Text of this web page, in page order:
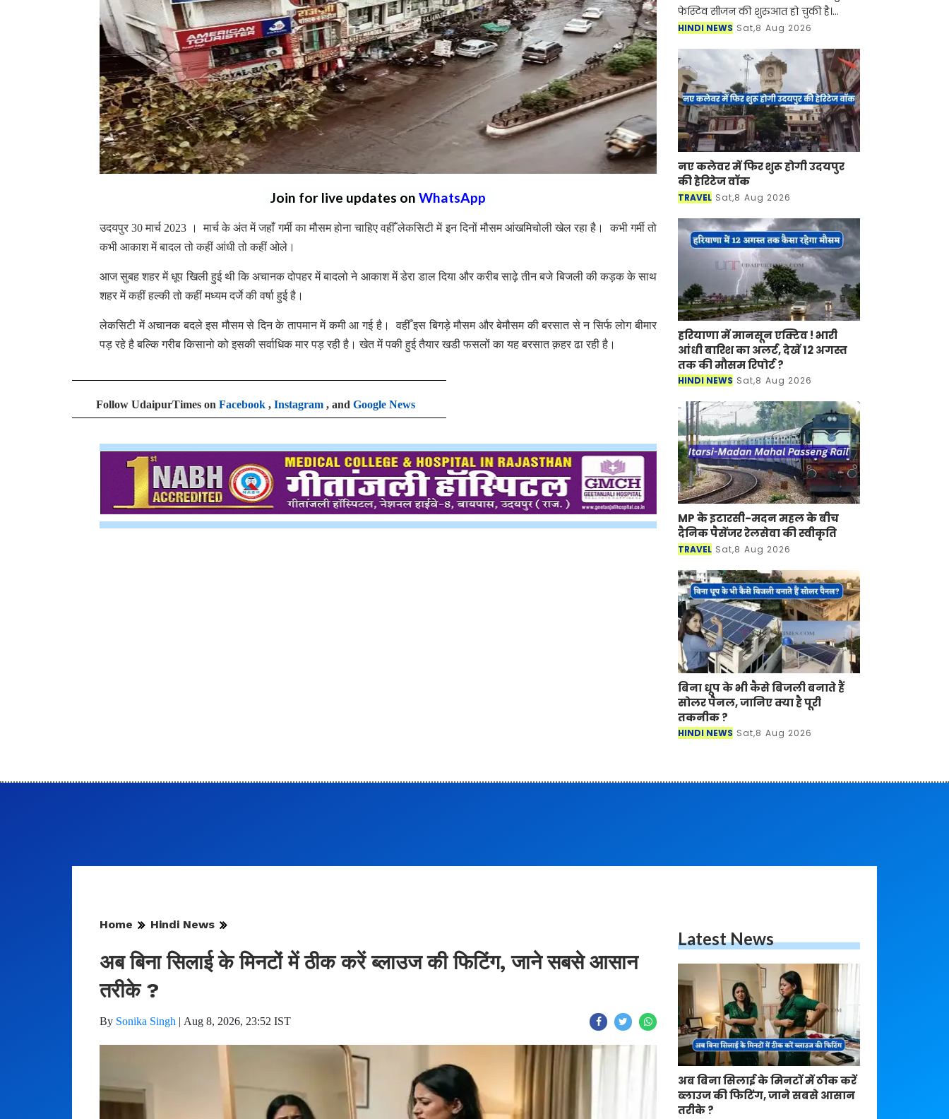
Join for live updates on WhatsApp
उदयपुर 30 मार्च 2023 । मार्च के अंत में जहाँ गर्मी का मौसम होना चाहिए वहीँ लेकसिटी में इन दिनों मौसम आंखमिचोली खेल रहा है। कभी गर्मी तो
कभी आकाश में बादल तो कहीं आंधी तो कहीं ओले।
आज सुबह शहर में धूप खिली हुई थी कि अचानक दोपहर में बादलो ने आकाश में डेरा डाल दिया और करीब साढ़े तीन बजे बिजली की कड़क के साथ
शहर में कहीं हल्की तो कहीं मध्यम दर्जे की वर्षा हुई है।
लेकसिटी में अचानक बदले इस मौसम से दिन के तापमान में कमी आ गई है। वहीँ इस बिगड़े मौसम और बेमौसम की बरसात से न सिर्फ लोग बीमार
पड़ रहे है बल्कि गरीब किसानो को इसकी सर्वाधिक मार पड़ रही है। खेत में पकी हुई तैयार खडी फसलों का यह बरसात क़हर ढा रही है।
Follow UdaipurTimes on Facebook , Instagram , and Google News
फेस्टिव सीजन की शुरुआत हो चुकी है।
सुहागिन महिलाएं हो या फिर कुंवारी
बड़े शौक से पहनती हैं। स
HINDI NEWS Sat,8 Aug 2026
नए कलेवर में फिर शुरू होगी उदयपुर
की हेरिटेज वॉक
TRAVEL Sat,8 Aug 2026
हरियाणा में मानसून एक्टिव ! भारी
आंधी बारिश का अलर्ट, देखें 12 अगस्त
तक की मौसम रिपोर्ट ?
HINDI NEWS Sat,8 Aug 2026
MP के इटारसी-मदन महल के बीच
दैनिक पैसेंजर रेलसेवा की स्वीकृति
TRAVEL Sat,8 Aug 2026
बिना धूप के भी कैसे बिजली बनाते हैं
सोलर पैनल, जानिए क्या है पूरी
तकनीक ?
HINDI NEWS Sat,8 Aug 2026
Home Hindi News
अब बिना सिलाई के मिनटों में ठीक करें ब्लाउज की फिटिंग, जाने सबसे आसान
तरीके ?
By Sonika Singh | Aug 8, 2026, 23:52 IST
Latest News
अब बिना सिलाई के मिनटों में ठीक करें
ब्लाउज की फिटिंग, जाने सबसे आसान
तरीके ?